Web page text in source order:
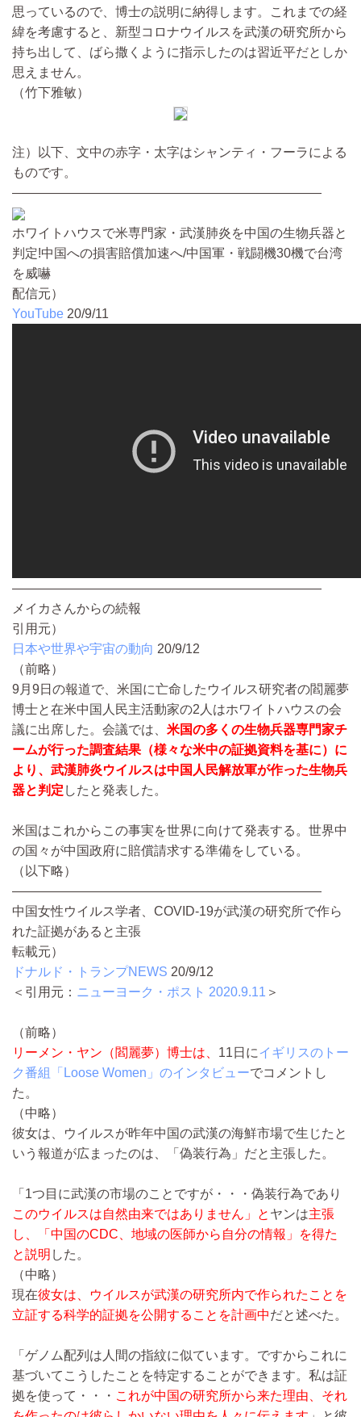
思っているので、博士の説明に納得します。これまでの経
緯を考慮すると、新型コロナウイルスを武漢の研究所から
持ち出して、ばら撒くように指示したのは習近平だとしか
思えません。
（竹下雅敏）
注）以下、文中の赤字・太字はシャンティ・フーラによる
ものです。
————————————————————————
ホワイトハウスで米専門家・武漢肺炎を中国の生物兵器と
判定!中国への損害賠償加速へ/中国軍・戦闘機30機で台湾
を威嚇
配信元）
YouTube 20/9/11
————————————————————————
メイカさんからの続報
引用元）
日本や世界や宇宙の動向 20/9/12
（前略）
9月9日の報道で、米国に亡命したウイルス研究者の閻麗夢
博士と在米中国人民主活動家の2人はホワイトハウスの会
議に出席した。会議では、 米国の多くの生物兵器専門家チ
ームが行った調査結果（様々な米中の証拠資料を基に）に
より、武漢肺炎ウイルスは中国人民解放軍が作った生物兵
器と判定 したと発表した。
米国はこれからこの事実を世界に向けて発表する。世界中
の国々が中国政府に賠償請求する準備をしている。
（以下略）
————————————————————————
中国女性ウイルス学者、COVID-19が武漢の研究所で作ら
れた証拠があると主張
転載元）
ドナルド・トランプNEWS 20/9/12
＜引用元： ニューヨーク・ポスト 2020.9.11 ＞
（前略）
リーメン・ヤン（閻麗夢）博士は、 11日にイギリスのトー
ク番組「Loose Women」のインタビューでコメントし
た。
（中略）
彼女は、ウイルスが昨年中国の武漢の海鮮市場で生じたと
いう報道が広まったのは、「偽装行為」だと主張した。
「1つ目に武漢の市場のことですが・・・偽装行為であり
このウイルスは自然由来ではありません」と ヤンは主張
し、「中国のCDC、地域の医師から自分の情報」を得た
と説明 した。
（中略）
現在彼女は、ウイルスが武漢の研究所内で作られたことを
立証する科学的証拠を公開することを計画中だと述べた。
「ゲノム配列は人間の指紋に似ています。ですからこれに
基づいてこうしたことを特定することができます。私は証
拠を使って・・・ これが中国の研究所から来た理由、それ